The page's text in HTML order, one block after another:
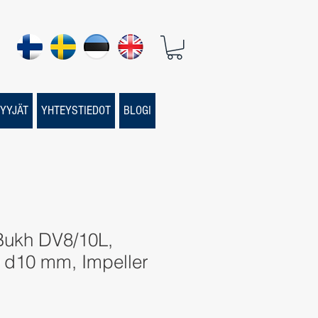
YHTEYSTIEDOT BLOGI
DV8/10L,
d10 mm, Impeller